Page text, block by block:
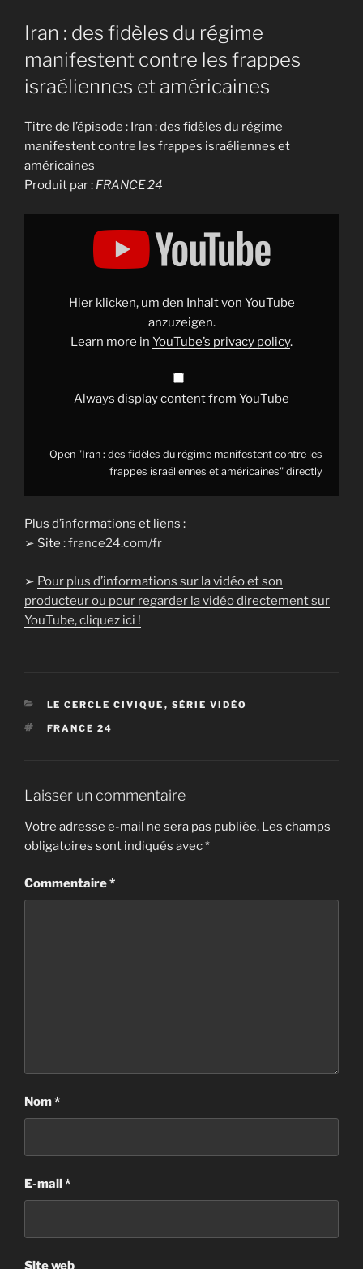
Iran : des fidèles du régime
manifestent contre les frappes
israéliennes et américaines
Titre de l’épisode : Iran : des fidèles du régime
manifestent contre les frappes israéliennes et
américaines
Produit par : FRANCE 24
Display
manifestent
israéliennes
Hier klicken, um den Inhalt von YouTube
anzuzeigen.
Learn more in YouTube’s privacy policy.
Always display content from YouTube
Open "Iran : des fidèles du régime manifestent contre les
frappes israéliennes et américaines" directly
Plus d’informations et liens :
➢ Site :france24.com/fr
➢ Pour plus d’informations sur la vidéo et son
producteur ou pour regarder la vidéo directement sur
YouTube, cliquez ici !
CATÉGORIES
LE CERCLE CIVIQUE , SÉRIE VIDÉO
ÉTIQUETTES
FRANCE 24
Laisser un commentaire
Votre adresse e-mail ne sera pas publiée. Les champs
obligatoires sont indiqués avec*
Commentaire*
Nom*
E-mail*
Site web